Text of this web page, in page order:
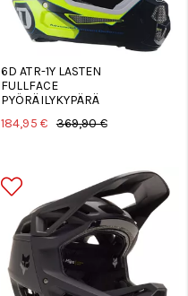
6D ATR-1Y LASTEN
FULLFACE
PYÖRÄILYKYPÄRÄ
184,95 € 369,90 €